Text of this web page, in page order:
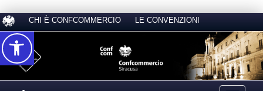
CHI È CONFCOMMERCIO LE CONVENZIONI
Accessibilità